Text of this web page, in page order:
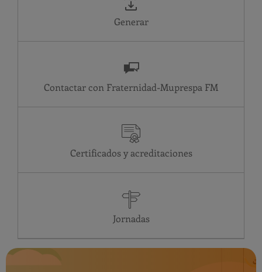
Generar
Contactar con Fraternidad-Muprespa
Certificados y acreditaciones
Jornadas